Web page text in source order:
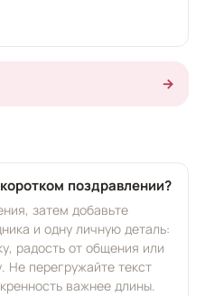
→
поздравлении?
затем добавьте
и одну личную деталь:
радость от общения или
Не перегружайте текст
важнее длины.